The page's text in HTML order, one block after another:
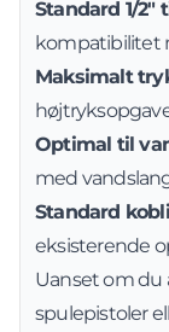
Standard 1/2"
kompatibilitet
Maksimalt
Optimal til
med
Standard
eksisterende
Uanset om du
spulepistoler